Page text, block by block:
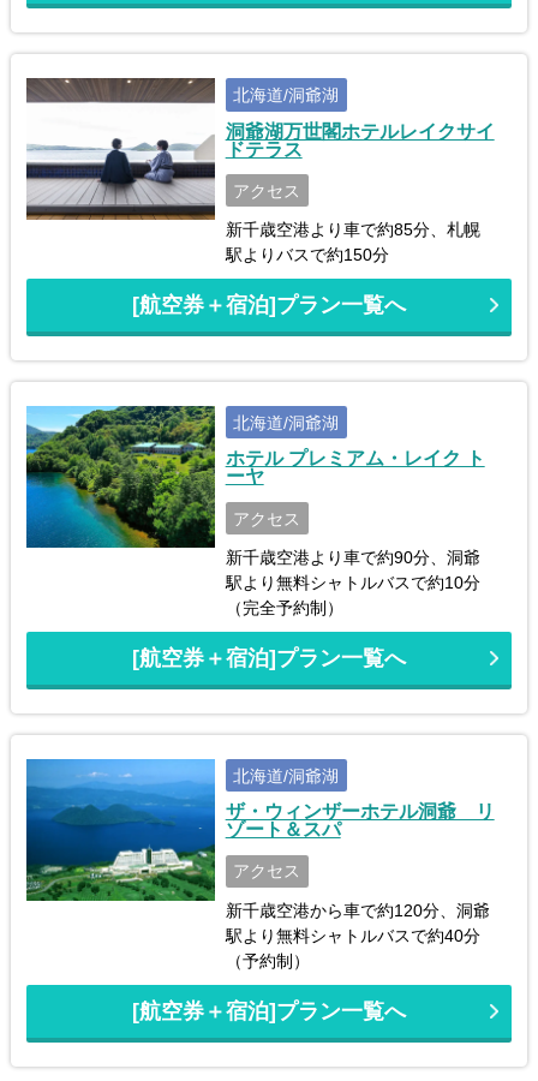
北海道/洞爺湖
洞爺湖万世閣ホテルレイクサイ
ドテラス
アクセス
新千歳空港より車で約85分、札幌
駅よりバスで約150分
[航空券＋宿泊]プラン一覧へ
北海道/洞爺湖
ホテル プレミアム・レイク ト
ーヤ
アクセス
新千歳空港より車で約90分、洞爺
駅より無料シャトルバスで約10分
（完全予約制）
[航空券＋宿泊]プラン一覧へ
北海道/洞爺湖
ザ・ウィンザーホテル洞爺 リ
ゾート＆スパ
アクセス
新千歳空港から車で約120分、洞爺
駅より無料シャトルバスで約40分
（予約制）
[航空券＋宿泊]プラン一覧へ